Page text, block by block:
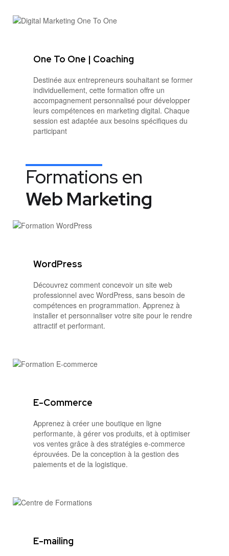
One To One | Coaching
Destinée aux entrepreneurs souhaitant se former
individuellement, cette formation offre un
accompagnement personnalisé pour développer
leurs compétences en marketing digital. Chaque
session est adaptée aux besoins spécifiques du
participant
Formations en
Web Marketing
WordPress
Découvrez comment concevoir un site web
professionnel avec WordPress, sans besoin de
compétences en programmation. Apprenez à
installer et personnaliser votre site pour le rendre
attractif et performant.
E-Commerce
Apprenez à créer une boutique en ligne
performante, à gérer vos produits, et à optimiser
vos ventes grâce à des stratégies e-commerce
éprouvées. De la conception à la gestion des
paiements et de la logistique.
E-mailing